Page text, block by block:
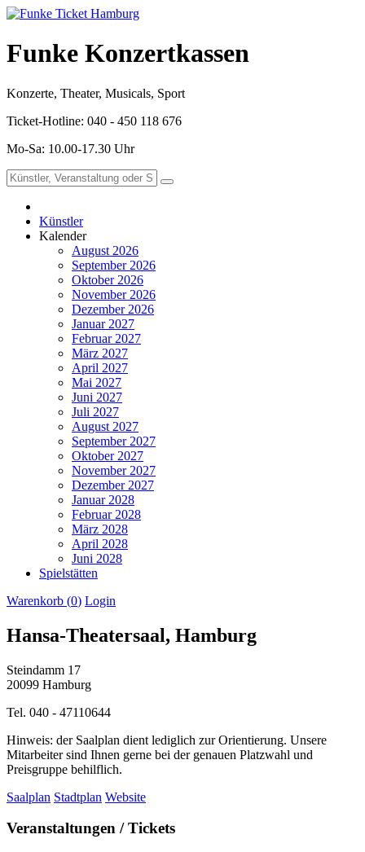
Funke Konzertkassen
Konzerte, Theater, Musicals, Sport
Ticket-Hotline: 040 - 450 118 676
Mo-Sa: 10.00-17.30 Uhr
Künstler
Kalender
August 2026
September 2026
Oktober 2026
November 2026
Dezember 2026
Januar 2027
Februar 2027
März 2027
April 2027
Mai 2027
Juni 2027
Juli 2027
August 2027
September 2027
Oktober 2027
November 2027
Dezember 2027
Januar 2028
Februar 2028
März 2028
April 2028
Juni 2028
Spielstätten
Warenkorb (0) Login
Hansa-Theatersaal, Hamburg
Steindamm 17
20099 Hamburg
Tel. 040 - 47110644
Hinweis: der Saalplan dient lediglich zur Orientierung. Unsere
Mitarbeiter sind Ihnen gerne bei der genauen Platzwahl und
Preisgruppe behilflich.
Saalplan Stadtplan Website
Veranstaltungen / Tickets